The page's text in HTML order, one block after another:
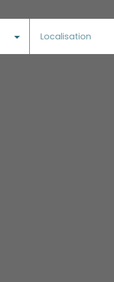
Localisation